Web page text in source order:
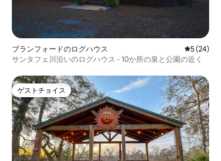
ブランフォードのログハウス レビュー
5 (24)
サンタフェ川沿いのログハウス - 10か所の泉と公園の近く
ゲストチョイス
ゲストチョイス